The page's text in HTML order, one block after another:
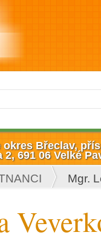
Břeclav,
2, 691 06 Velké
Mgr.